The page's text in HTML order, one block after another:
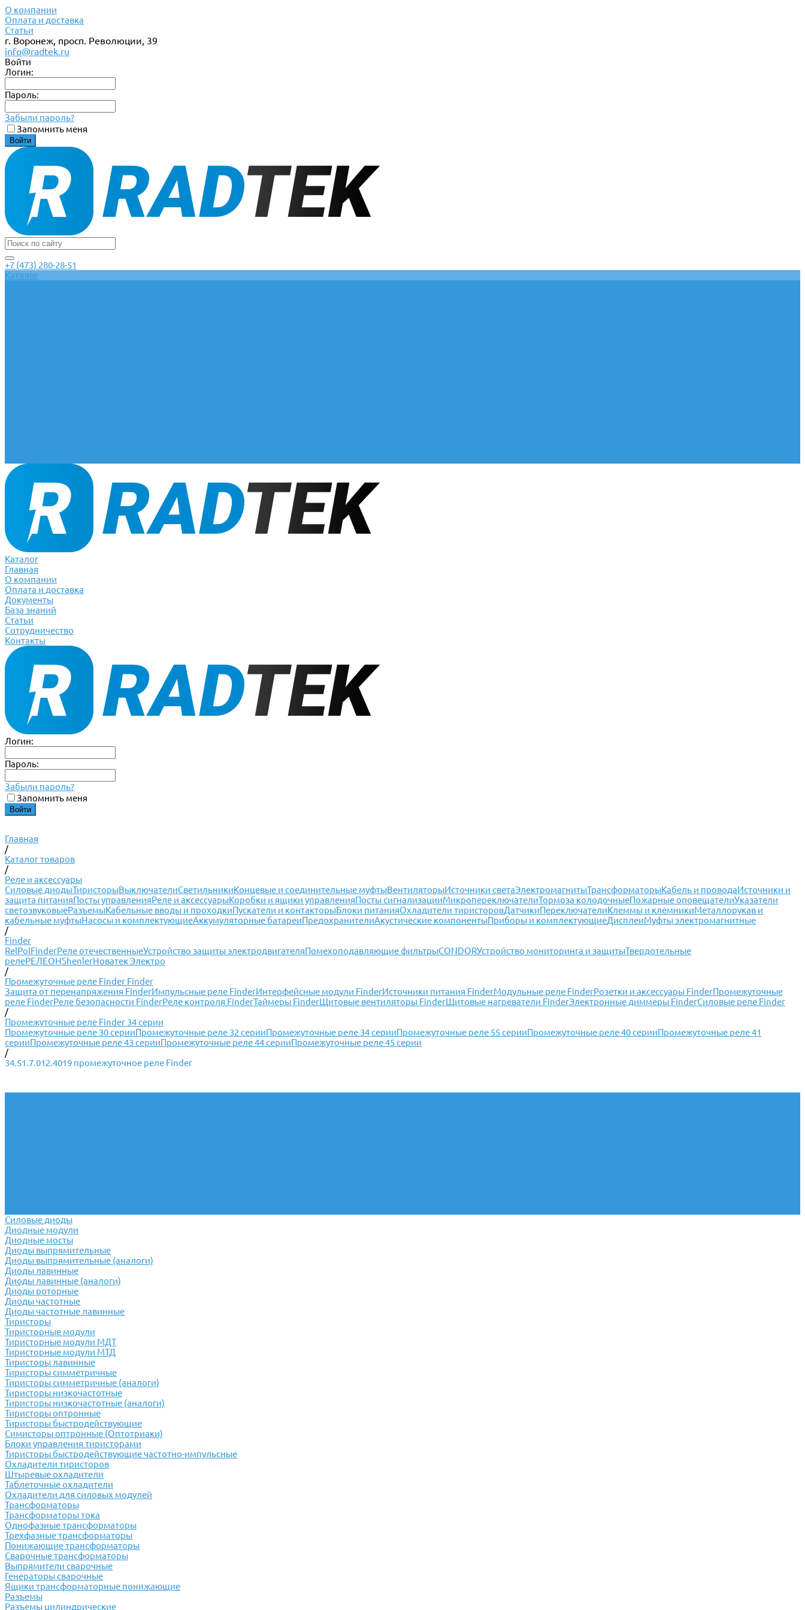
О компании
Оплата и доставка
Статьи
г. Воронеж, просп. Революции, 39
info@radtek.ru
Войти
Логин:
Пароль:
Забыли пароль?
Запомнить меня
+7 (473) 280-28-51
Каталог
Каталог
Главная
О компании
Оплата и доставка
Документы
База знаний
Статьи
Сотрудничество
Контакты
Логин:
Пароль:
Забыли пароль?
Запомнить меня
Главная
/
Каталог товаров
/
Реле и аксессуары
Силовые диодыТиристорыВыключателиСветильникиКонцевые и соединительные муфтыВентиляторыИсточники светаЭлектромагнитыТрансформаторыКабель и проводаИсточники и
защита питанияПосты управленияРеле и аксессуарыКоробки и ящики управленияПосты сигнализацииМикропереключателиТормоза колодочныеПожарные оповещателиУказатели
светозвуковыеРазъемыКабельные вводы и проходкиПускатели и контакторыБлоки питанияОхладители тиристоровДатчикиПереключателиКлеммы и клемникиМеталлорукав и
кабельные муфтыНасосы и комплектующиеАккумуляторные батареиПредохранителиАкустические компонентыПриборы и комплектующиеДисплеиМуфты электромагнитные
/
Finder
RelPolFinderРеле отечественныеУстройство защиты электродвигателяПомехоподавляющие фильтрыCONDORУстройство мониторинга и защитыТвердотельные
релеРЕЛЕОНShenlerНоватек Электро
/
Промежуточные реле Finder Finder
Защита от перенапряжения FinderИмпульсные реле FinderИнтерфейсные модули FinderИсточники питания FinderМодульные реле FinderРозетки и аксессуары FinderПромежуточные
реле FinderРеле безопасности FinderРеле контроля FinderТаймеры FinderЩитовые вентиляторы FinderЩитовые нагреватели FinderЭлектронные диммеры FinderСиловые реле Finder
/
Промежуточные реле Finder 34 серии
Промежуточные реле 30 серииПромежуточные реле 32 серииПромежуточные реле 34 серииПромежуточные реле 55 серииПромежуточные реле 40 серииПромежуточные реле 41
серииПромежуточные реле 43 серииПромежуточные реле 44 серииПромежуточные реле 45 серии
/
34.51.7.012.4019 промежуточное реле Finder
Силовые диоды
Диодные модули
Диодные мосты
Диоды выпрямительные
Диоды выпрямительные (аналоги)
Диоды лавинные
Диоды лавинные (аналоги)
Диоды роторные
Диоды частотные
Диоды частотные лавинные
Тиристоры
Тиристорные модули
Тиристорные модули МДТ
Тиристорные модули МТД
Тиристоры лавинные
Тиристоры симметричные
Тиристоры симметричные (аналоги)
Тиристоры низкочастотные
Тиристоры низкочастотные (аналоги)
Тиристоры оптронные
Тиристоры быстродействующие
Симисторы оптронные (Оптотриаки)
Блоки управления тиристорами
Тиристоры быстродействующие частотно-импульсные
Охладители тиристоров
Штыревые охладители
Таблеточные охладители
Охладители для силовых модулей
Трансформаторы
Трансформаторы тока
Однофазные трансформаторы
Трехфазные трансформаторы
Понижающие трансформаторы
Сварочные трансформаторы
Выпрямители сварочные
Генераторы сварочные
Ящики трансформаторные понижающие
Разъемы
Разъемы цилиндрические